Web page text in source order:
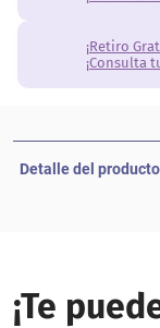
¡Retiro
¡Consulta
Detalle del producto
¡Te